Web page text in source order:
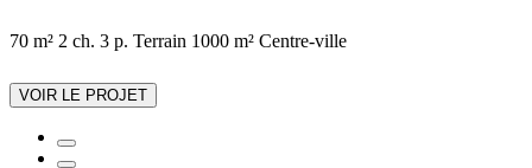
70 m² 2 ch. 3 p. Terrain 1000 m² Centre-ville
VOIR LE PROJET